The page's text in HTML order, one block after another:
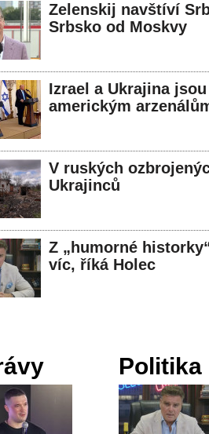
Zelenskij navštíví
Srbsko od Moskvy
Izrael a Ukrajina
americkým
V ruských
Ukrajinců
Z „humorné
víc, říká Holec
Politika